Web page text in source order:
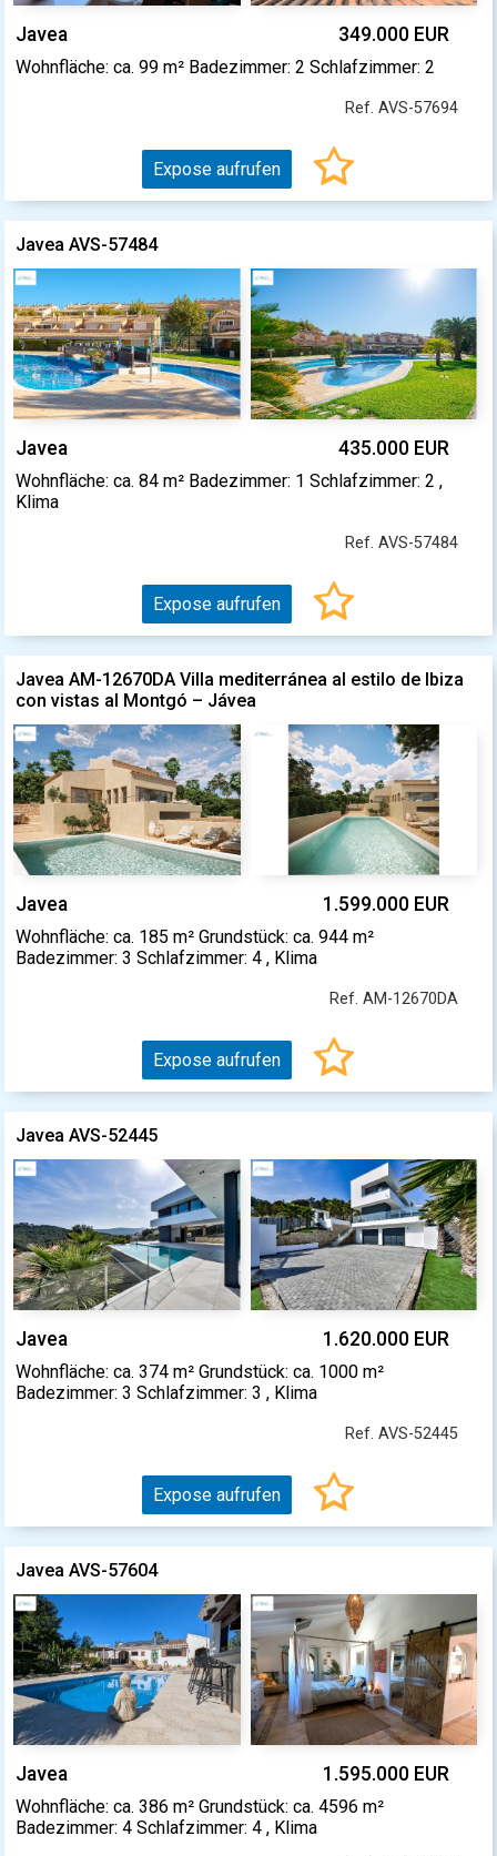
Javea 349.000 EUR
Wohnfläche: ca. 99 m² Badezimmer: 2 Schlafzimmer: 2
Ref. AVS-57694
Expose aufrufen
Javea AVS-57484
Javea 435.000 EUR
Wohnfläche: ca. 84 m² Badezimmer: 1 Schlafzimmer: 2 ,
Klima
Ref. AVS-57484
Expose aufrufen
Javea AM-12670DA Villa mediterránea al estilo de Ibiza
con vistas al Montgó – Jávea
Javea 1.599.000 EUR
Wohnfläche: ca. 185 m² Grundstück: ca. 944 m²
Badezimmer: 3 Schlafzimmer: 4 , Klima
Ref. AM-12670DA
Expose aufrufen
Javea AVS-52445
Javea 1.620.000 EUR
Wohnfläche: ca. 374 m² Grundstück: ca. 1000 m²
Badezimmer: 3 Schlafzimmer: 3 , Klima
Ref. AVS-52445
Expose aufrufen
Javea AVS-57604
Javea 1.595.000 EUR
Wohnfläche: ca. 386 m² Grundstück: ca. 4596 m²
Badezimmer: 4 Schlafzimmer: 4 , Klima